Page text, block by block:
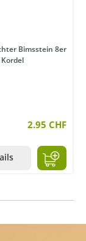
Bimsstein 8er
2.95 CHF